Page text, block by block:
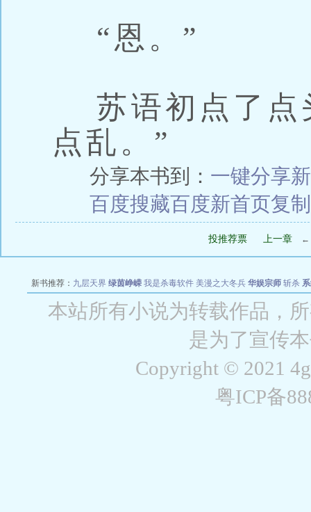
“恩。”
苏语初点了点
点乱。”
分享本书到： 一键分享
百度搜藏百度新首页复
投推荐票 上一章 ←
新书推荐： 九层天界 绿茵峥嵘 我是杀毒软件 美漫之大冬兵 华娱宗师 斩杀
战争天堂 混元道纪 教练万岁 都市全能巨星 绝对交易 全职武神 位面复
本站所有小说为转载作品，
是为了宣传
Copyright © 2021
粤ICP备